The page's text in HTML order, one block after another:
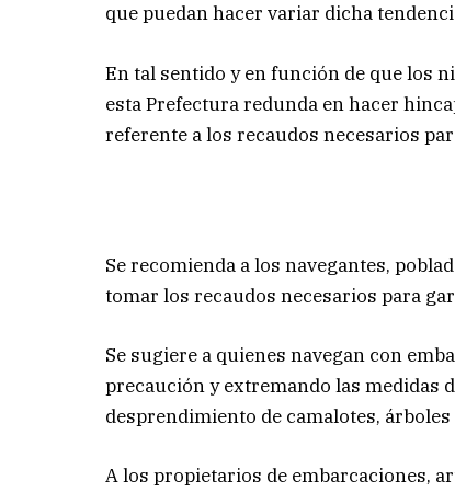
que puedan hacer variar dicha
En tal sentido y en función de que los
esta Prefectura redunda en hacer
referente a los recaudos necesarios
Se recomienda a los navegantes,
tomar los recaudos necesarios para
Se sugiere a quienes navegan con
precaución y extremando las medidas
desprendimiento de camalotes,
A los propietarios de embarcaciones,